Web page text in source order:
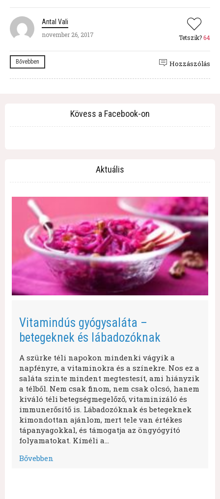
Antal Vali
november 26, 2017
Tetszik?64
Bővebben Hozzászólás
Kövess a Facebook-on
Aktuális
Vitamindús gyógysaláta –
betegeknek és lábadozóknak
A szürke téli napokon mindenki vágyik a
napfényre, a vitaminokra és a színekre. Nos ez a
saláta szinte mindent megtestesít, ami hiányzik
a télből. Nem csak finom, nem csak olcsó, hanem
kiváló téli betegségmegelőző, vitaminizáló és
immunerősítő is. Lábadozóknak és betegeknek
kimondottan ajánlom, mert tele van értékes
tápanyagokkal, és támogatja az öngyógyító
folyamatokat. Kíméli a…
Bővebben